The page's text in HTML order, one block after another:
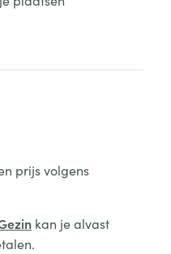
prijs volgens
kan je alvast